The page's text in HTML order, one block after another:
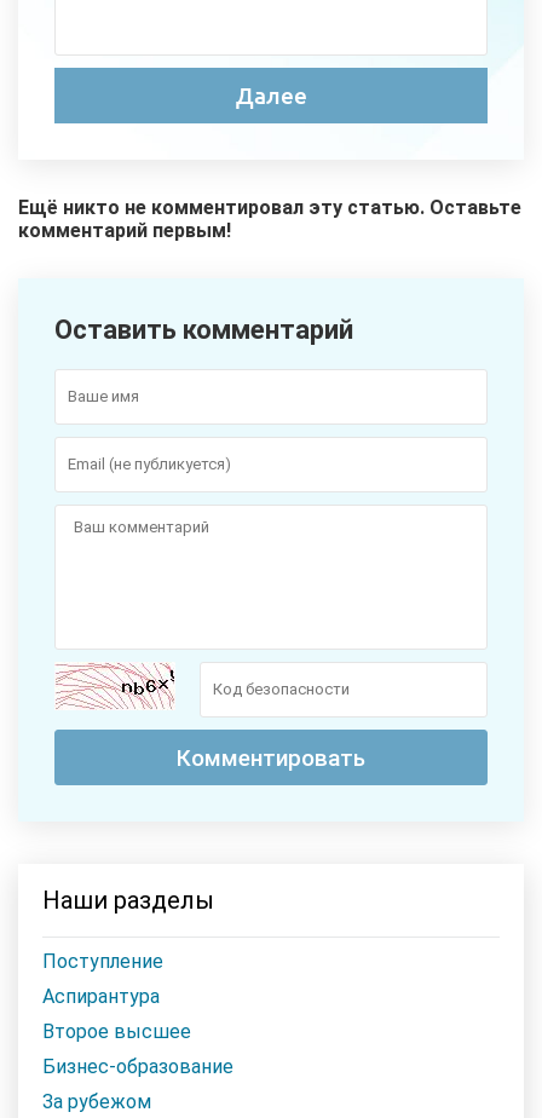
Ещё никто не комментировал эту статью. Оставьте
комментарий первым!
Оставить комментарий
Наши разделы
Поступление
Аспирантура
Второе высшее
Бизнес-образование
За рубежом